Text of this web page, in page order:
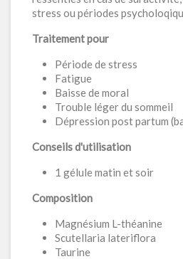
stress ou périodes
Traitement pour
Période de stress
Fatigue
Baisse de moral
Trouble léger du sommeil
Dépression post partum
Conseils d'utilisation
1 gélule matin et soir
Composition
Magnésium L-théanine
Scutellaria lateriflora
Taurine